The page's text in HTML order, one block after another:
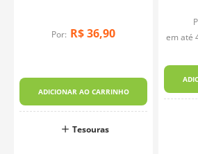
Por: R$36,90
ADICIONAR AO CARRINHO
Tesouras
em até